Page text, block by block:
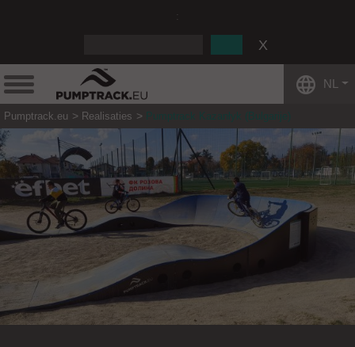
NL
Pumptrack.eu Realisaties Pumptrack Kazanłyk (Bulgarije)